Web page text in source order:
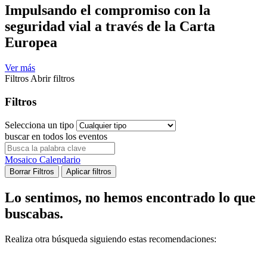
Impulsando el compromiso con la
seguridad vial a través de la Carta
Europea
Ver más
Filtros Abrir filtros
Filtros
Selecciona un tipo
buscar en todos los eventos
Mosaico Calendario
Borrar Filtros Aplicar filtros
Lo sentimos, no hemos encontrado lo que
buscabas.
Realiza otra búsqueda siguiendo estas recomendaciones: